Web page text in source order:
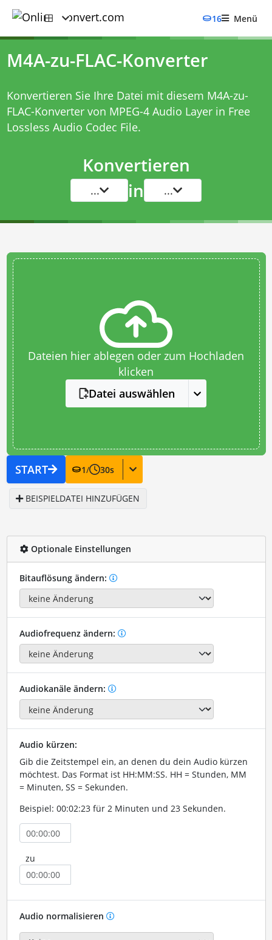
16 Menü
M4A-zu-FLAC-Konverter
Konvertieren Sie Ihre Datei mit diesem M4A-zu-
FLAC-Konvertervon MPEG-4 Audio Layer in Free
Lossless Audio Codec File.
Konvertieren
... in ...
Dateien hier ablegen oder zum Hochladen
klicken
Datei auswählen
START 1/ 30s
BEISPIELDATEI HINZUFÜGEN
Optionale Einstellungen
Bitauflösung ändern:
Audiofrequenz ändern:
Audiokanäle ändern:
Audio kürzen:
Gib die Zeitstempel ein, an denen du dein Audio kürzen
möchtest. Das Format ist HH:MM:SS. HH = Stunden, MM
= Minuten, SS = Sekunden.
Beispiel: 00:02:23 für 2 Minuten und 23 Sekunden.
zu
Audio normalisieren